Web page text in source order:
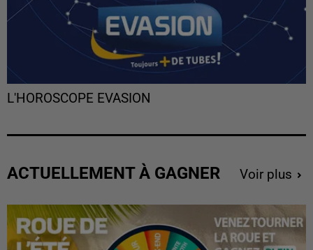
L'HOROSCOPE EVASION
ACTUELLEMENT À GAGNER Voir plus